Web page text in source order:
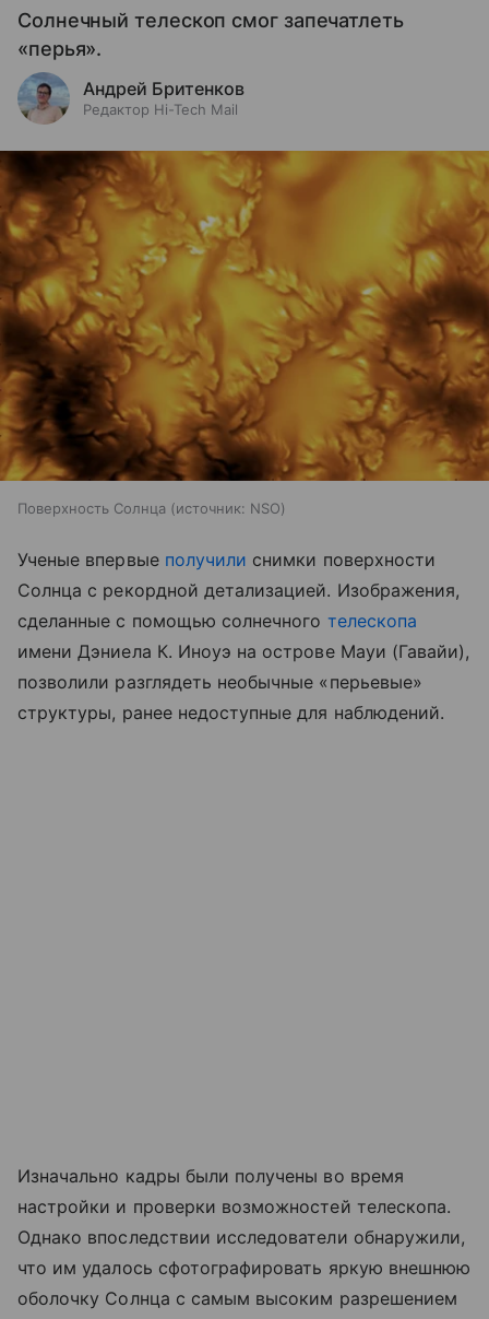
Солнечный телескоп смог запечатлеть
«перья».
Андрей Бритенков
Редактор Hi-Tech Mail
Поверхность Солнца источник: NSO
Ученые впервые получили снимки поверхности
Солнца с рекордной детализацией. Изображения,
сделанные с помощью солнечного телескопа
имени Дэниела К. Иноуэ на острове Мауи (Гавайи),
позволили разглядеть необычные «перьевые»
структуры, ранее недоступные для наблюдений.
Изначально кадры были получены во время
настройки и проверки возможностей телескопа.
Однако впоследствии исследователи обнаружили,
что им удалось сфотографировать яркую внешнюю
оболочку Солнца с самым высоким разрешением